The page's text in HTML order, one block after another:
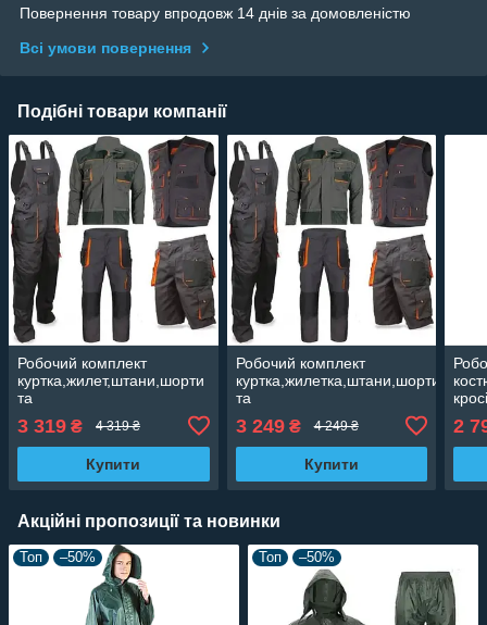
Повернення товару впродовж 14 днів за домовленістю
Всі умови повернення
Подібні товари компанії
Робочий комплект
куртка,жилет,штани,шорти
та
напівкомбінезон,захисний
одяг,уніформа для
будівництва Польща
3 319 ₴ 4 319 ₴
Купити
Робочий комплект
куртка,жилетка,штани,шорти
та
напівкомбінезон,уніформа
захисна,спецформа,роба
Польща Classic
3 249₴ 4 249 ₴
Купити
2
Акційні пропозиції та новинки
Топ –50% Топ –50%